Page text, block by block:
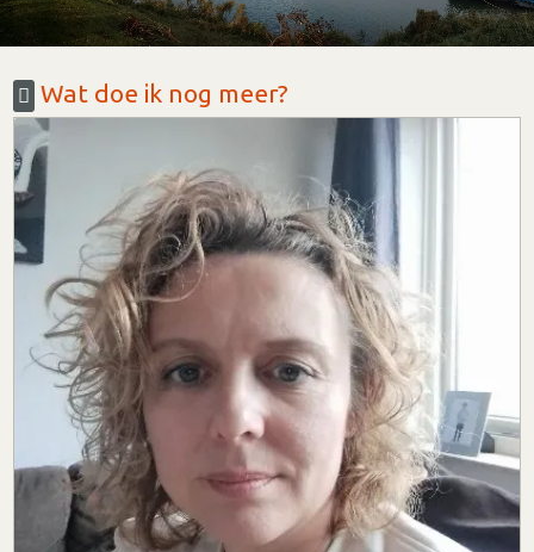
Wat doe ik nog meer?